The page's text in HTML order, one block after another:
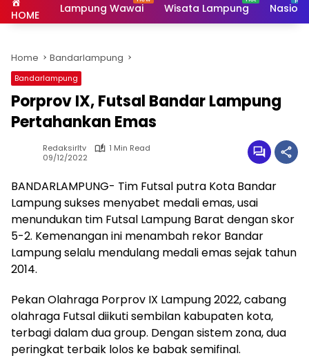
HOME Lampung Wawai Wisata Lampung
Home Bandarlampung
Bandarlampung
Porprov IX, Futsal Bandar Lampung
Pertahankan Emas
Redaksirltv
1 Min Read
09/12/2022
BANDARLAMPUNG- Tim Futsal putra Kota Bandar
Lampung sukses menyabet medali emas, usai
menundukan tim Futsal Lampung Barat dengan skor
5-2. Kemenangan ini menambah rekor Bandar
Lampung selalu mendulang medali emas sejak tahun
2014.
Pekan Olahraga Porprov IX Lampung 2022, cabang
olahraga Futsal diikuti sembilan kabupaten kota,
terbagi dalam dua group. Dengan sistem zona, dua
peringkat terbaik lolos ke babak semifinal.